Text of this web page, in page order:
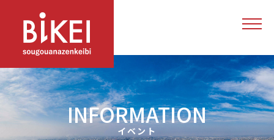
イベント
INFORMATION